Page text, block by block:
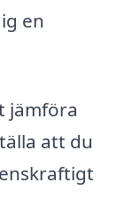
en
jämföra
att du